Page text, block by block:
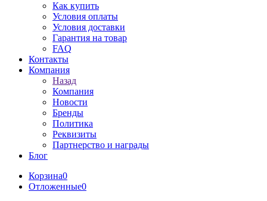
Как купить
Условия оплаты
Условия доставки
Гарантия на товар
FAQ
Контакты
Компания
Назад
Компания
Новости
Бренды
Политика
Реквизиты
Партнерство и награды
Блог
Корзина0
Отложенные0